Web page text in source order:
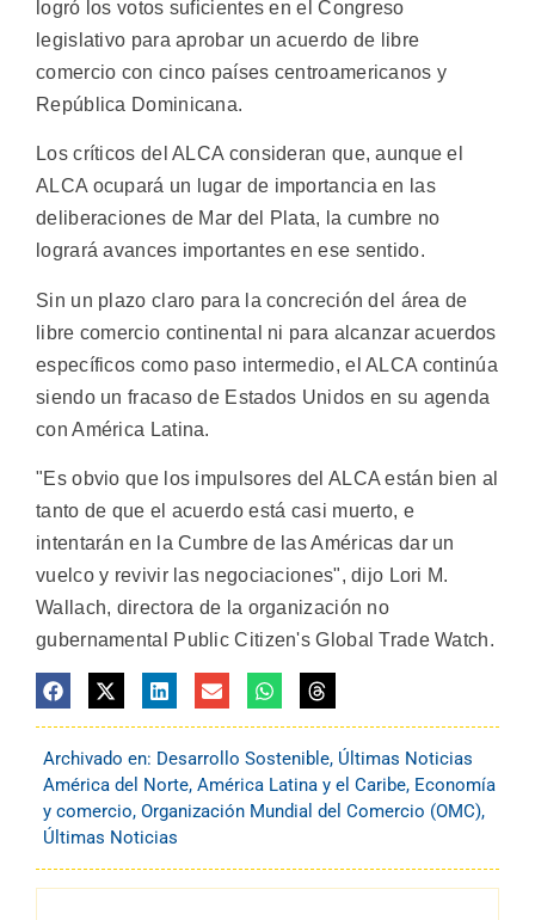
logró los votos suficientes en el Congreso
legislativo para aprobar un acuerdo de libre
comercio con cinco países centroamericanos y
República Dominicana.
Los críticos del ALCA consideran que, aunque el
ALCA ocupará un lugar de importancia en las
deliberaciones de Mar del Plata, la cumbre no
logrará avances importantes en ese sentido.
Sin un plazo claro para la concreción del área de
libre comercio continental ni para alcanzar acuerdos
específicos como paso intermedio, el ALCA continúa
siendo un fracaso de Estados Unidos en su agenda
con América Latina.
"Es obvio que los impulsores del ALCA están bien al
tanto de que el acuerdo está casi muerto, e
intentarán en la Cumbre de las Américas dar un
vuelco y revivir las negociaciones", dijo Lori M.
Wallach, directora de la organización no
gubernamental Public Citizen's Global Trade Watch.
Archivado en: Desarrollo Sostenible, Últimas Noticias
América del Norte, América Latina y el Caribe, Economía
y comercio, Organización Mundial del Comercio (OMC),
Últimas Noticias